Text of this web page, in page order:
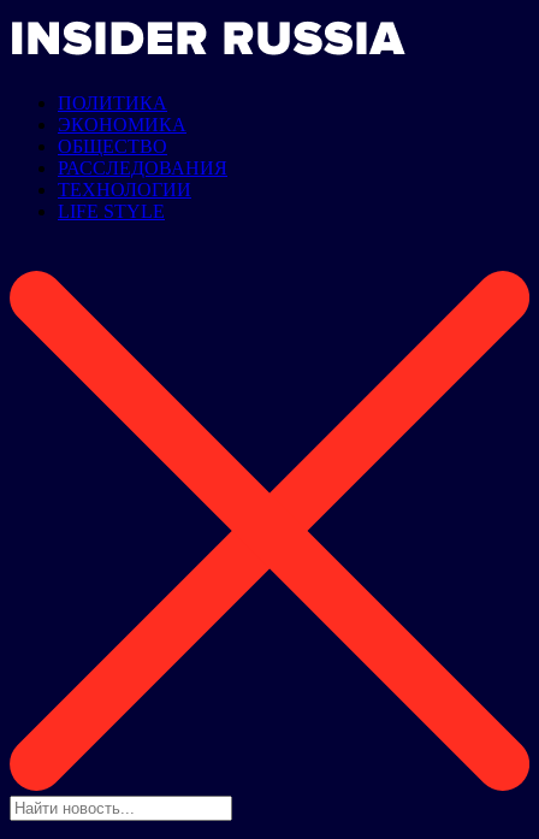
ПОЛИТИКА
ЭКОНОМИКА
ОБЩЕСТВО
РАССЛЕДОВАНИЯ
ТЕХНОЛОГИИ
LIFE STYLE